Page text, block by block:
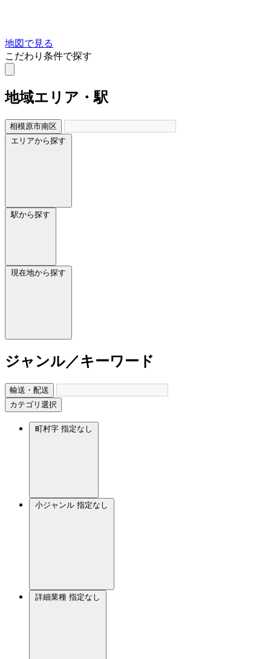
地図で見る
こだわり条件で探す
地域エリア・駅
相模原市南区
エリアから探す
駅から探す
現在地から探す
ジャンル／キーワード
輸送・配送
カテゴリ選択
町村字 指定なし
小ジャンル 指定なし
詳細業種 指定なし